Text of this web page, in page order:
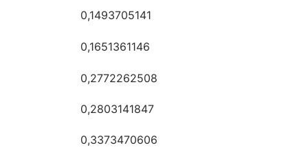
0,1493705141
0,1651361146
0,2772262508
0,2803141847
0,3373470606